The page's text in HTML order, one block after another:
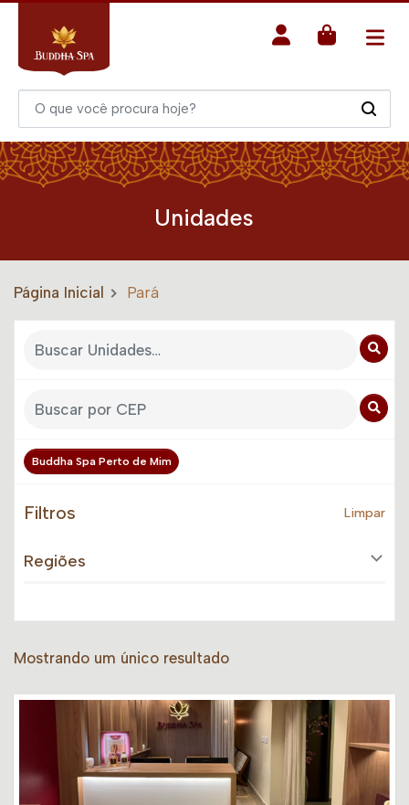
Unidades
Página Inicial Pará
Buddha Spa Perto de Mim
Filtros Limpar
Regiões
Mostrando um único resultado